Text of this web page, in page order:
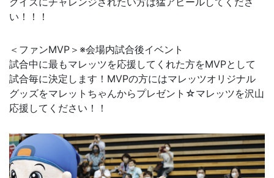
い！！！
＜ファンMVP＞※会場内試合後イベント
試合中に最もマレッツを応援してくれた方をMVPとして
試合毎に決定します！MVPの方にはマレッツオリジナル
グッズをマレットちゃんからプレゼント☆マレッツを沢山
応援してください！！